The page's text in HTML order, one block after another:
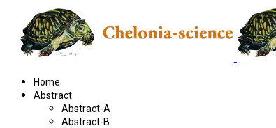
Home
Abstract
Abstract-A
Abstract-B